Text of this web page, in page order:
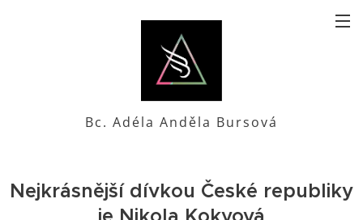
Bc. Adéla Anděla Bursová
Nejkrásnější dívkou České republiky